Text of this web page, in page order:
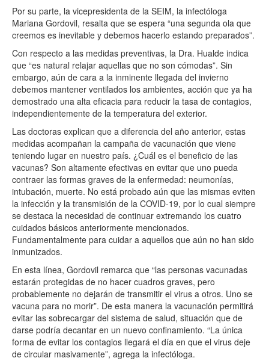
Por su parte, la vicepresidenta de la SEIM, la infectóloga
Mariana Gordovil, resalta que se espera “una segunda ola que
creemos es inevitable y debemos hacerlo estando preparados”.
Con respecto a las medidas preventivas, la Dra. Hualde indica
que “es natural relajar aquellas que no son cómodas”. Sin
embargo, aún de cara a la inminente llegada del invierno
debemos mantener ventilados los ambientes, acción que ya ha
demostrado una alta eficacia para reducir la tasa de contagios,
independientemente de la temperatura del exterior.
Las doctoras explican que a diferencia del año anterior, estas
medidas acompañan la campaña de vacunación que viene
teniendo lugar en nuestro país. ¿Cuál es el beneficio de las
vacunas? Son altamente efectivas en evitar que uno pueda
contraer las formas graves de la enfermedad: neumonías,
intubación, muerte. No está probado aún que las mismas eviten
la infección y la transmisión de la COVID-19, por lo cual siempre
se destaca la necesidad de continuar extremando los cuatro
cuidados básicos anteriormente mencionados.
Fundamentalmente para cuidar a aquellos que aún no han sido
inmunizados.
En esta línea, Gordovil remarca que “las personas vacunadas
estarán protegidas de no hacer cuadros graves, pero
probablemente no dejarán de transmitir el virus a otros. Uno se
vacuna para no morir”. De esta manera la vacunación permitirá
evitar las sobrecargar del sistema de salud, situación que de
darse podría decantar en un nuevo confinamiento. “La única
forma de evitar los contagios llegará el día en que el virus deje
de circular masivamente”, agrega la infectóloga.